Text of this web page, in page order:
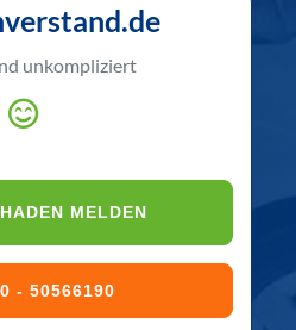
unkompliziert
MELDEN
- 50566190